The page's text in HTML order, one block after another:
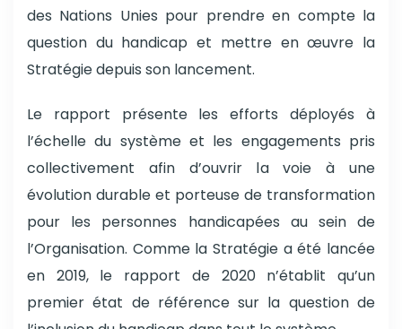
des Nations Unies pour prendre en compte la
question du handicap et mettre en œuvre la
Stratégie depuis son lancement.
Le rapport présente les efforts déployés à
l’échelle du système et les engagements pris
collectivement afin d’ouvrir la voie à une
évolution durable et porteuse de transformation
pour les personnes handicapées au sein de
l’Organisation. Comme la Stratégie a été lancée
en 2019, le rapport de 2020 n’établit qu’un
premier état de référence sur la question de